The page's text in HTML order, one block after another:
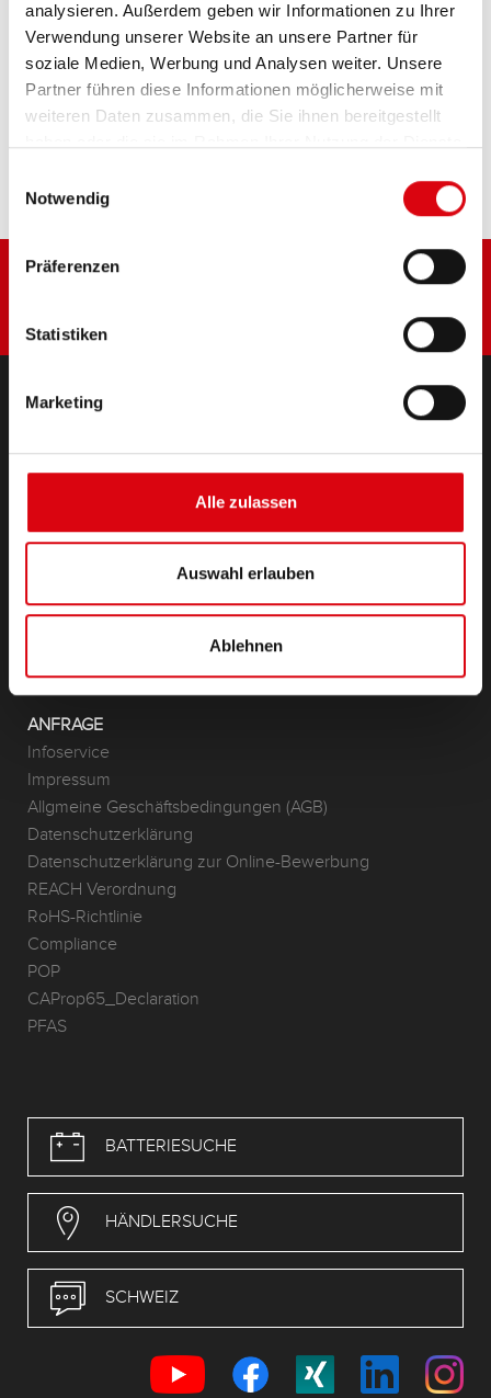
analysieren. Außerdem geben wir Informationen zu Ihrer
Verwendung unserer Website an unsere Partner für
soziale Medien, Werbung und Analysen weiter. Unsere
Partner führen diese Informationen möglicherweise mit
weiteren Daten zusammen, die Sie ihnen bereitgestellt
Notwendig
Präferenzen
Statistiken
Marketing
Alle zulassen
Auswahl erlauben
Ablehnen
PRODUKTDETAILS >
HÄNDLER & EINBAUSERVICE >
(Semi-) Traktion & Standby
Anwendungsbereiche
Standorte & Kontakt
ANFRAGE
Infoservice
Impressum
Allgmeine Geschäftsbedingungen (AGB)
Datenschutzerklärung
Datenschutzerklärung zur Online-Bewerbung
REACH Verordnung
RoHS-Richtlinie
Compliance
POP
CAProp65_Declaration
PFAS
BATTERIESUCHE
HÄNDLERSUCHE
SCHWEIZ